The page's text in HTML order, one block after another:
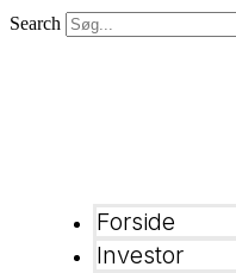
Search
Forside
Investor